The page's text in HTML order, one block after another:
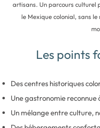
artisans. Un parcours culturel
le Mexique colonial, sans
Les points
Des centres historiques
Une gastronomie
Un mélange entre culture,